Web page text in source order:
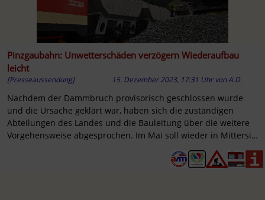
Pinzgaubahn: Unwetterschäden verzögern Wiederaufbau
leicht
[Presseaussendung] 15. Dezember 2023, 17:31 Uhr vonA.D.
Nachdem der Dammbruch provisorisch geschlossen wurde
und die Ursache geklärt war, haben sich die zuständigen
Abteilungen des Landes und die Bauleitung über die weitere
Vorgehensweise abgesprochen. Im Mai soll wieder in Mittersill